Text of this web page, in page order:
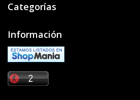
Categorías
Información